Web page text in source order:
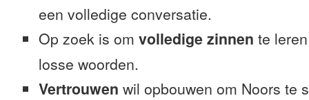
een volledige conversatie.
Op zoek is om volledige zinnen te
losse woorden.
Vertrouwen wil opbouwen om Noors te